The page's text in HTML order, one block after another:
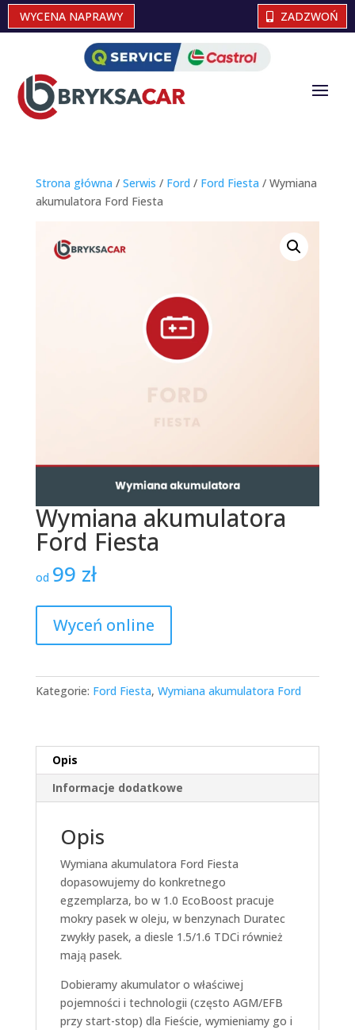
WYCENA NAPRAWY ZADZWOŃ
Strona główna / Serwis / Ford / Ford Fiesta / Wymiana
akumulatora Ford Fiesta
Wymiana akumulatora
Ford Fiesta
od 99 zł
Wyceń online
Kategorie: Ford Fiesta, Wymiana akumulatora Ford
Opis
Informacje dodatkowe
Opis
Wymiana akumulatora Ford Fiesta
dopasowujemy do konkretnego
egzemplarza, bo w 1.0 EcoBoost pracuje
mokry pasek w oleju, w benzynach Duratec
zwykły pasek, a diesle 1.5/1.6 TDCi również
mają pasek.
Dobieramy akumulator o właściwej
pojemności i technologii (często AGM/EFB
przy start-stop) dla Fieście, wymieniamy go i